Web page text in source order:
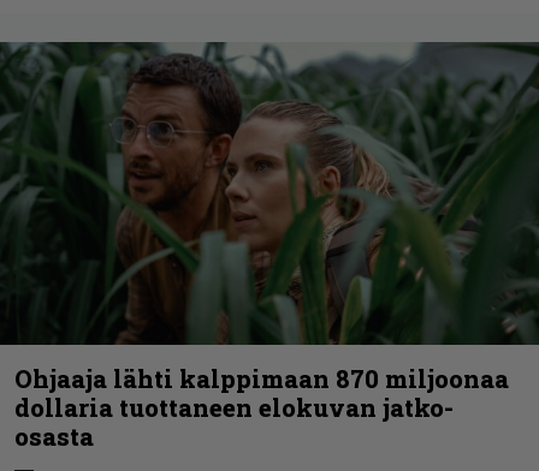
Ohjaaja lähti kalppimaan 870 miljoonaa
dollaria tuottaneen elokuvan jatko-
osasta